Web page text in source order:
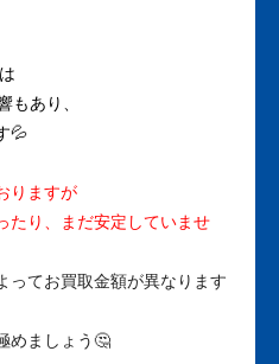
もあり、
💦
りますが
たり、まだ安定していませ
ってお買取金額が異なります
めましょう🤔